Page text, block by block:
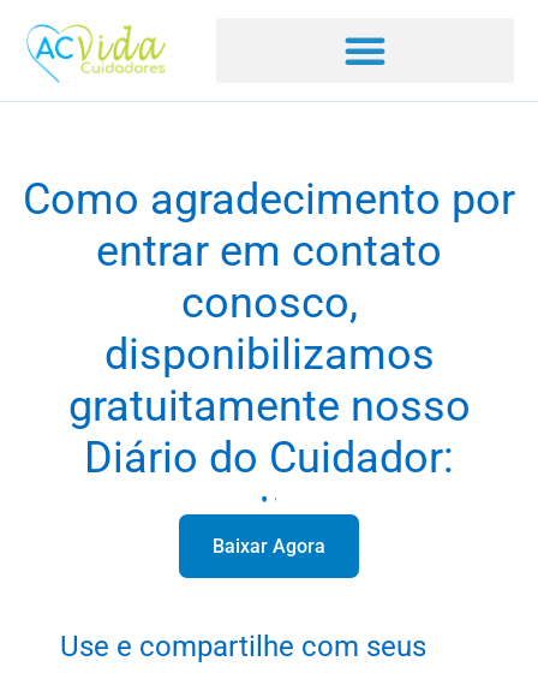
Como agradecimento por
entrar em contato
conosco,
disponibilizamos
gratuitamente nosso
Diário do Cuidador:
Baixar Agora
Use e compartilhe com seus